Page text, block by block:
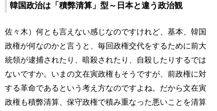
韓国政治は「積弊清算」型～日本と違う政治観
佐々木）何とも言えない感じなのですけれど、基本、韓国
政権が何なのかと言うと、毎回政権交代をするために前大
統領が逮捕されたり、暗殺されたり、自殺したりするでは
ないですか。いまの文在寅政権もそうですが、前政権に対
する革命であるという考え方なのですよね。だから文在寅
政権も積弊清算、保守政権で積み重なった悪いことを清算